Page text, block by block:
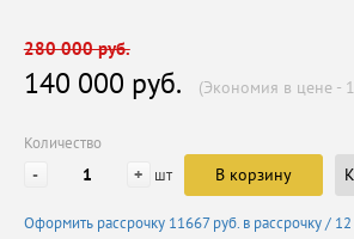
280 000 руб.
140 000 руб. (Экономия в цене -
Количество
- + шт В корзину
Оформить рассрочку 11667 руб. в рассрочку /